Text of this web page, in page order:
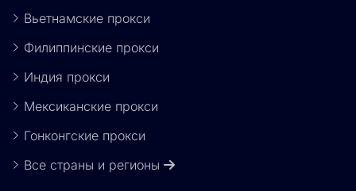
Вьетнамские прокси
Филиппинские прокси
Индия прокси
Мексиканские прокси
Гонконгские прокси
Все страны и регионы